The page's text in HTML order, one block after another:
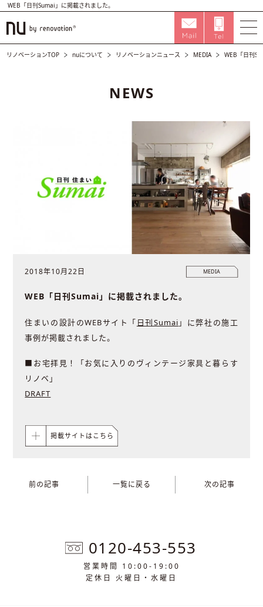
WEB「日刊Sumai」に掲載されました。
リノベーションTOP nuについて リノベーションニュース MEDIA WEB「日刊
NEWS
MEDIA
2018年10月22日
WEB「日刊Sumai」に掲載されました。
住まいの設計のWEBサイト「 日刊Sumai 」に弊社の施工
事例が掲載されました。
■お宅拝見！「お気に入りのヴィンテージ家具と暮らす
リノベ」
DRAFT
掲載サイトはこちら
前の記事 一覧に戻る 次の記事
0120-453-553
営業時間 10:00-19:00
定休日 火曜日・水曜日